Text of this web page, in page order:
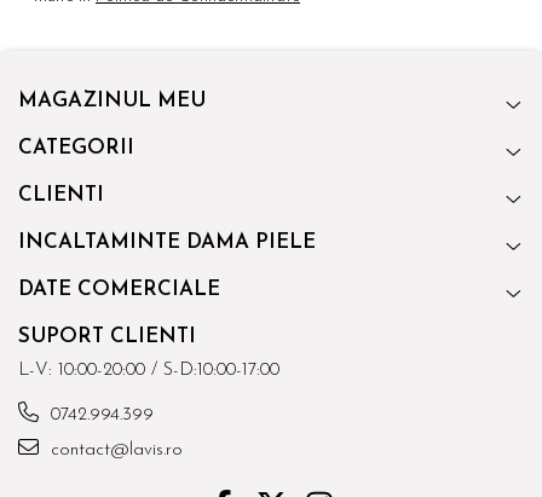
MAGAZINUL MEU
CATEGORII
CLIENTI
INCALTAMINTE DAMA PIELE
DATE COMERCIALE
SUPORT CLIENTI
L-V: 10:00-20:00 / S-D:10:00-17:00
0742.994.399
contact@lavis.ro